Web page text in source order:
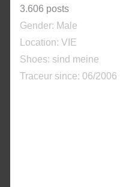
3.606 posts
Gender: Male
Location: VIE
Shoes: sind meine
Traceur since: 06/2006